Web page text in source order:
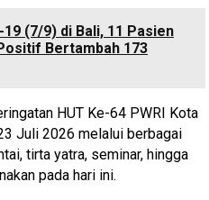
(7/9) di Bali, 11 Pasien
Bertambah 173
HUT Ke-64 PWRI Kota
Juli 2026 melalui berbagai
tirta yatra, seminar, hingga
pada hari ini.